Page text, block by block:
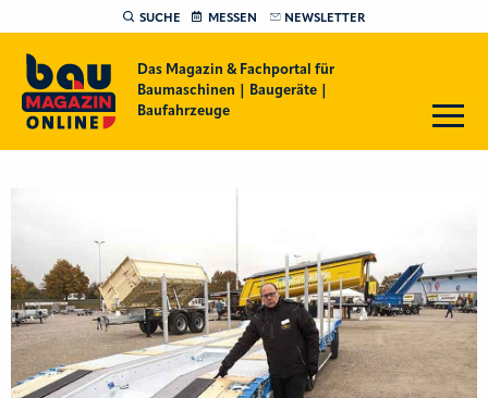
SUCHE MESSEN NEWSLETTER
Das Magazin & Fachportal für
Baumaschinen | Baugeräte |
Baufahrzeuge